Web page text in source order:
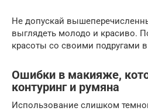
Не допускай
выглядеть молодо и красиво.
красоты со своими подругами в
Ошибки в макияже,
контуринг и румяна
Использование слишком